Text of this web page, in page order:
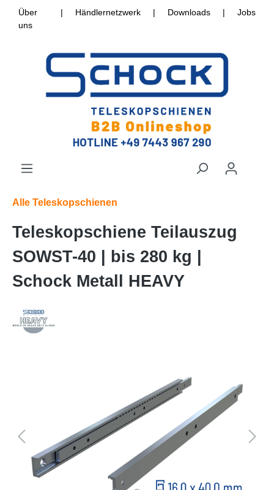
Über
uns
| Händlernetzwerk | Downloads | Jobs
Alle Teleskopschienen
Teleskopschiene Teilauszug
SOWST-40 | bis 280 kg |
Schock Metall HEAVY